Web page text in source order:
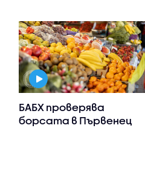
БАБХ проверява
борсата в Първенец